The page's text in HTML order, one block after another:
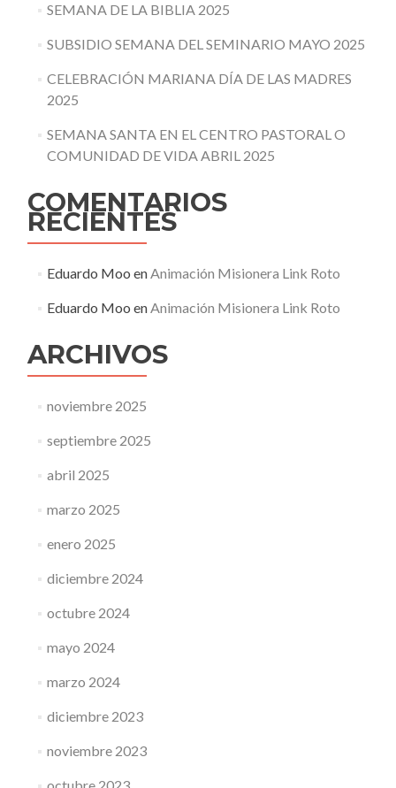
SEMANA DE LA BIBLIA 2025
SUBSIDIO SEMANA DEL SEMINARIO MAYO 2025
CELEBRACIÓN MARIANA DÍA DE LAS MADRES
2025
SEMANA SANTA EN EL CENTRO PASTORAL O
COMUNIDAD DE VIDA ABRIL 2025
COMENTARIOS
RECIENTES
Eduardo Moo enAnimación Misionera Link Roto
Eduardo Moo enAnimación Misionera Link Roto
ARCHIVOS
noviembre 2025
septiembre 2025
abril 2025
marzo 2025
enero 2025
diciembre 2024
octubre 2024
mayo 2024
marzo 2024
diciembre 2023
noviembre 2023